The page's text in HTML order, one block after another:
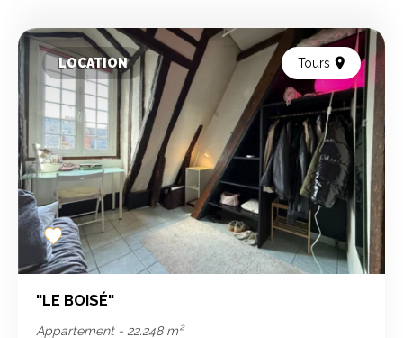
LOCATION Tours
Add
to
favorites
"LE BOISÉ"
Appartement - 22.248 m²